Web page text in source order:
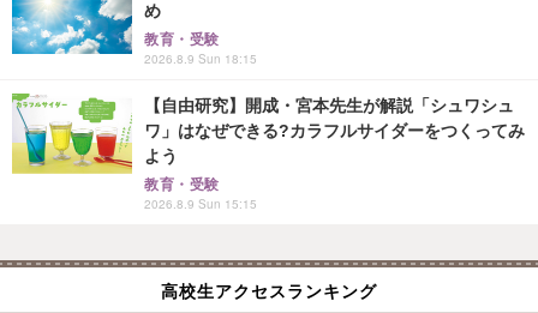
め
教育・受験
2026.8.9 Sun 18:15
【自由研究】開成・宮本先生が解説「シュワシュ
ワ」はなぜできる?カラフルサイダーをつくってみ
よう
教育・受験
2026.8.9 Sun 15:15
高校生アクセスランキング